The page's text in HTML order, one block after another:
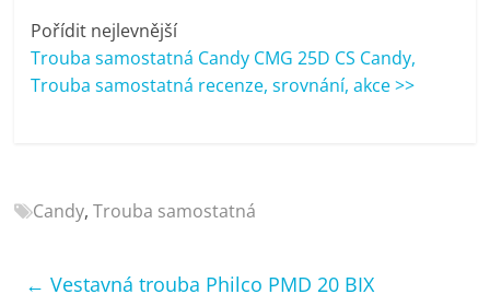
porovnání
Elektro
OK,
mobilní
bazény
Pořídit nejlevnější
Trouba samostatná Candy CMG 25D CS Candy,
Trouba samostatná recenze, srovnání, akce >>
Candy,Trouba samostatná
← Vestavná trouba Philco PMD 20 BIX